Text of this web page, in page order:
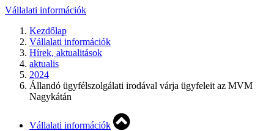
Vállalati információk
Kezdőlap
Vállalati információk
Hírek, aktualitások
aktualis
2024
Állandó ügyfélszolgálati irodával várja ügyfeleit az MVM
Nagykátán
Vállalati információk